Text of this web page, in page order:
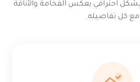
احترافي يعكس الفخامة والأناقة
مع كل تفاصيله.